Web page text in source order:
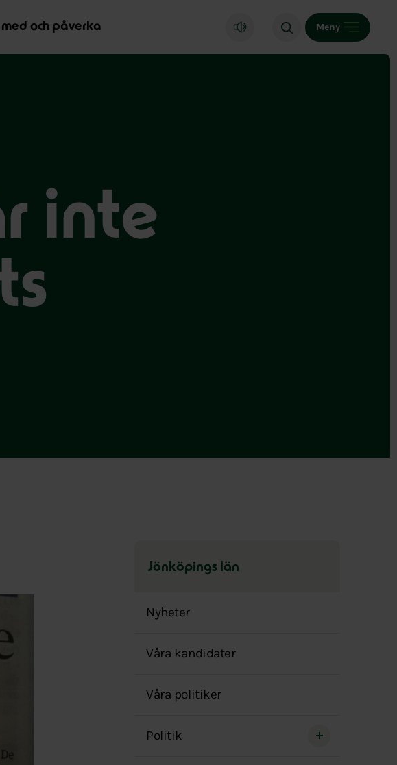
med och påverka Meny
inte
Jönköpings län
över
menyn
Nyheter
Våra kandidater
Våra politiker
Politik